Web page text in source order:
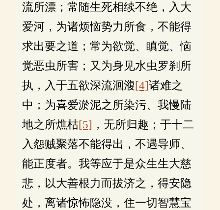
流所漂；常随生死相续不绝，入大
爱河，为诸烦恼势力所食，不能得
求出要之道；常为欲觉、瞋觉、恼
觉恶虫所害；又为身见水虫罗刹所
执，入于五欲深流洄澓[4]诸难之
中；为喜爱淤泥之所染污、我慢陆
地之所燋枯[5] ，无所归趣；于十二
入怨贼聚落不能得出，不遇导师、
能正度者。我等应于是众生生大慈
悲，以大善根力而拔济之，得安隐
处，离诸惊怖隐没，住一切智慧宝